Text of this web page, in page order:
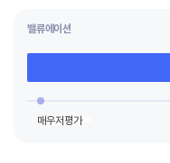
밸류에이션